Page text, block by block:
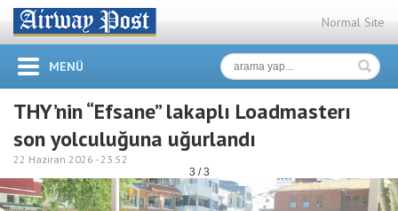
Normal Site
MENÜ
THY’nin “Efsane” lakaplı Loadmasterı
son yolculuğuna uğurlandı
22 Haziran 2026 -23:52
3 / 3